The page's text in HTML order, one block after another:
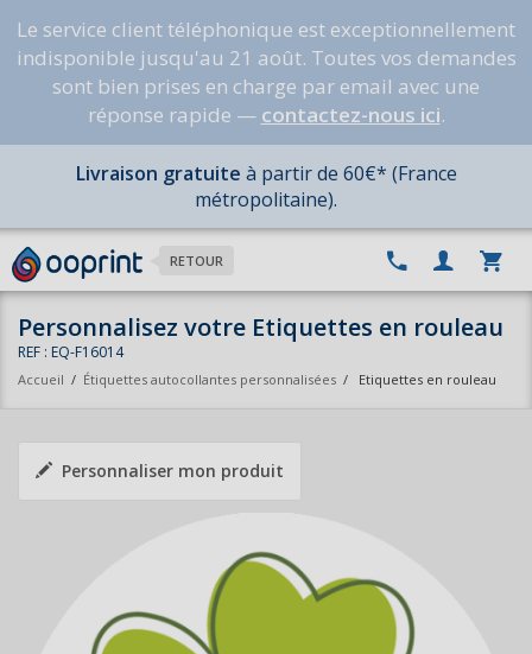
Le service client téléphonique est exceptionnellement
indisponible jusqu'au 21 août. Toutes vos demandes
sont bien prises en charge par email avec une
réponse rapide — contactez-nous ici.
Livraison gratuite à partir de 60€* (France
métropolitaine).
RETOUR
Personnalisez votre Etiquettes en rouleau
REF : EQ-F16014
Accueil / Étiquettes autocollantes personnalisées / Etiquettes en rouleau
Personnaliser mon produit